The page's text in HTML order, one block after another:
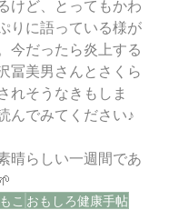
けど、とってもかわ
りに語っている様が
今だったら炎上する
冨美男さんとさくら
れそうなきもしま
んでみてください♪
晴らしい一週間であ
こ おもしろ健康手帖